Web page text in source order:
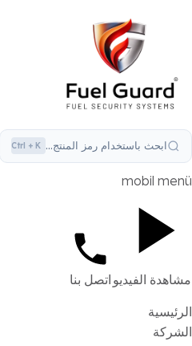
ابحث باستخدام رمز المنتج... Ctrl + K
mobil menü
مشاهدة الفيديو اتصل بنا
الرئيسية
الشركة